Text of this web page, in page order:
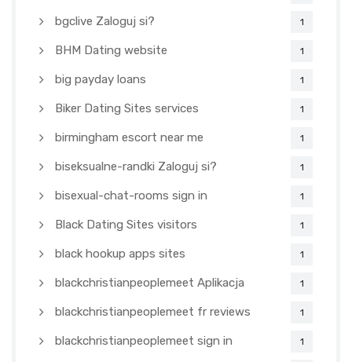
bgclive Zaloguj si? 1
BHM Dating website 1
big payday loans 1
Biker Dating Sites services 1
birmingham escort near me 1
biseksualne-randki Zaloguj si? 1
bisexual-chat-rooms sign in 1
Black Dating Sites visitors 1
black hookup apps sites 1
blackchristianpeoplemeet Aplikacja 1
blackchristianpeoplemeet fr reviews 1
blackchristianpeoplemeet sign in 1